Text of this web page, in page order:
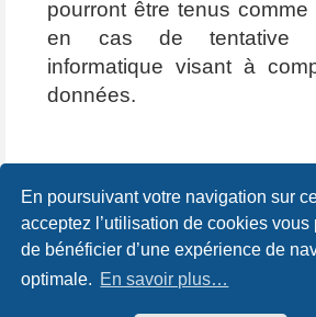
En poursuivant votre navigation sur
acceptez l’utilisation de cookies vous
de bénéficier d’une expérience de
optimale. En savoir plus…
pourront être tenus comme
en cas de tentative
informatique visant à
données.
CONDITIONS
POLITIQUE DE VIE